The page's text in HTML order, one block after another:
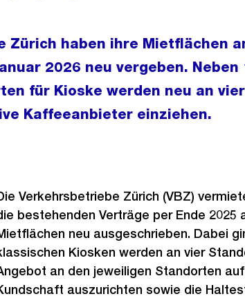
Zürich haben ihre Mietflächen
2026 neu vergeben. Neben
für Kioske werden neu an vier
Kaffeeanbieter einziehen.
Verkehrsbetriebe Zürich (VBZ)
bestehenden Verträge per Ende 2025
neu ausgeschrieben. Dabei
Kiosken werden an vier
an den jeweiligen Standorten
auszurichten sowie die